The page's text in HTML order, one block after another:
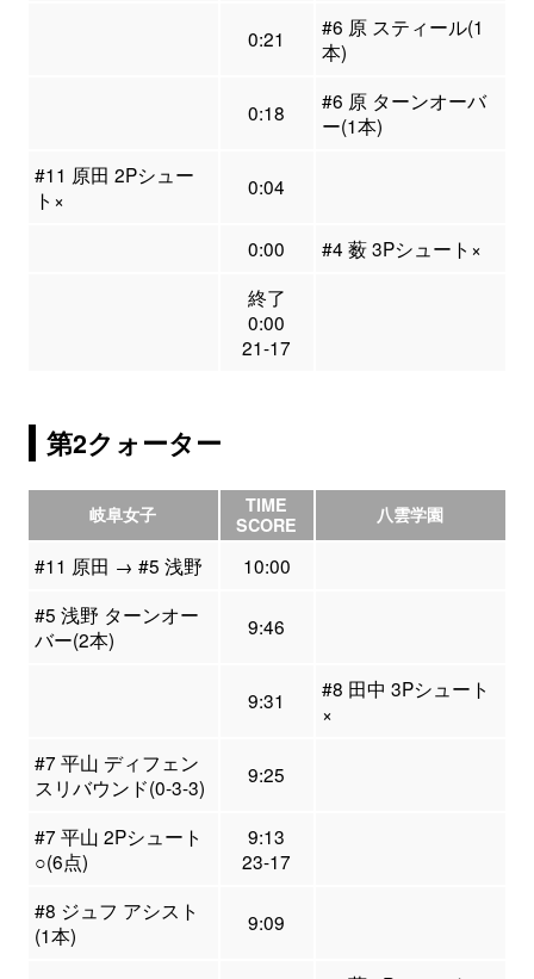
0:21
#6 原 スティール(1
本)
0:18
#6 原 ターンオーバ
ー(1本)
#11 原田 2Pシュー
ト×
0:04
0:00
#4 薮 3Pシュート×
終了
0:00
21-17
第2クォーター
岐阜女子
TIME
SCORE
八雲学園
#11 原田 → #5 浅野
10:00
#5 浅野 ターンオー
バー(2本)
9:46
9:31
#8 田中 3Pシュート
×
#7 平山 ディフェン
スリバウンド(0-3-3)
9:25
#7 平山 2Pシュート
○(6点)
9:13
23-17
#8 ジュフ アシスト
(1本)
9:09